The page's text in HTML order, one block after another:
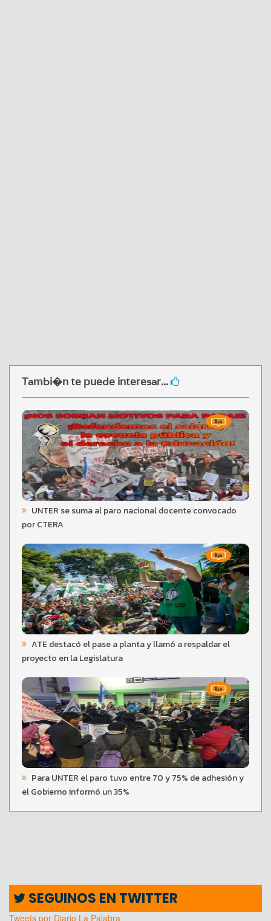
Tambi�n te puede interesar...
UNTER se suma al paro nacional docente convocado
por CTERA
ATE destacó el pase a planta y llamó a respaldar el
proyecto en la Legislatura
Para UNTER el paro tuvo entre 70 y 75% de adhesión y
el Gobierno informó un 35%
SEGUINOS EN TWITTER
Tweets por Diario La Palabra